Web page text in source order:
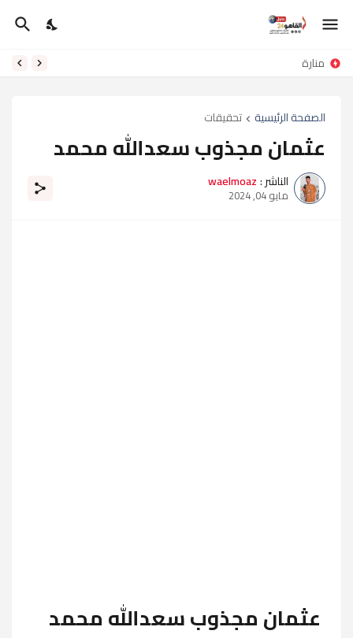
منارة
الصفحة الرئيسية تحقيقات
عثمان مجذوب سعدالله محمد
الناشر :waelmoaz
مايو 04, 2024
عثمان مجذوب سعدالله محمد